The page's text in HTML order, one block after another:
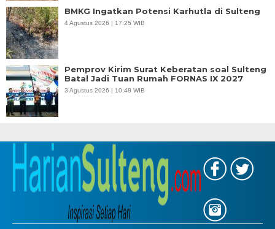
BMKG Ingatkan Potensi Karhutla di Sulteng
4 Agustus 2026 | 17:25 WIB
Pemprov Kirim Surat Keberatan soal Sulteng
Batal Jadi Tuan Rumah FORNAS IX 2027
3 Agustus 2026 | 10:48 WIB